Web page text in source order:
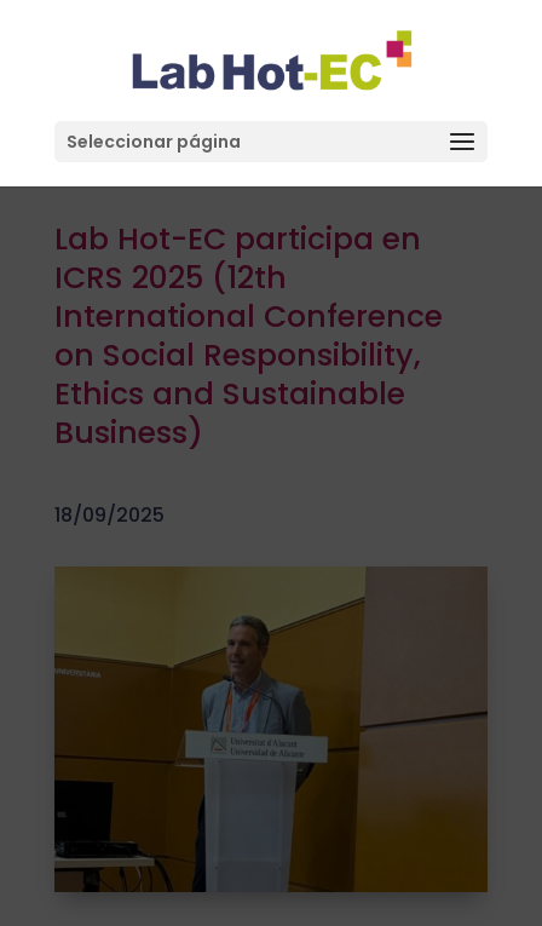
Seleccionar página
Lab Hot-EC participa en
ICRS 2025 (12th
International Conference
on Social Responsibility,
Ethics and Sustainable
Business)
18/09/2025